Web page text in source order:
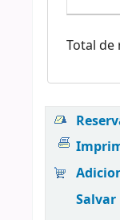
Total de